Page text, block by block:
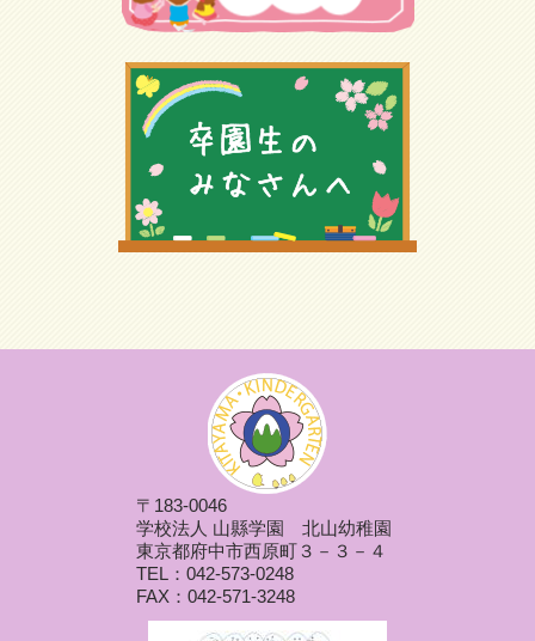
〒183-0046
学校法人 山縣学園 北山幼稚園
東京都府中市西原町３－３－４
TEL：042-573-0248
FAX：042-571-3248